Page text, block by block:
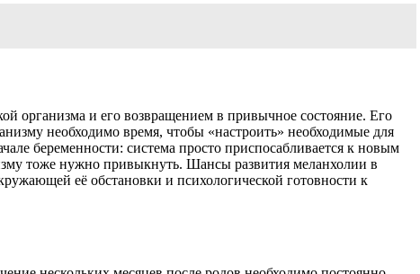
организма и его возвращением в привычное состояние. Его
необходимо время, чтобы «настроить» необходимые для
беременности: система просто приспосабливается к новым
тоже нужно привыкнуть. Шансы развития меланхолии в
её обстановки и психологической готовности к